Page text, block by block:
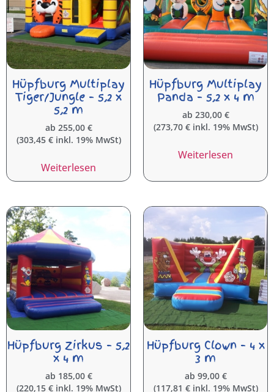
Hüpfburg Multiplay
Tiger/Jungle – 5,2 x
5,2 m
ab 255,00 €
(303,45 €inkl. 19% MwSt)
Weiterlesen
Hüpfburg Multiplay
Panda – 5,2 x 4 m
ab 230,00 €
(273,70 €inkl. 19% MwSt)
Weiterlesen
Hüpfburg Zirkus – 5,2
x 4 m
ab 185,00 €
(220,15 €inkl. 19% MwSt)
Hüpfburg Clown – 4 x
3 m
ab 99,00 €
(117,81 €inkl. 19% MwSt)